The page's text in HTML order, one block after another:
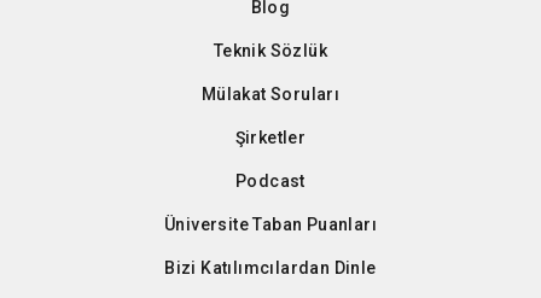
Blog
Teknik Sözlük
Mülakat Soruları
Şirketler
Podcast
Üniversite Taban Puanları
Bizi Katılımcılardan Dinle